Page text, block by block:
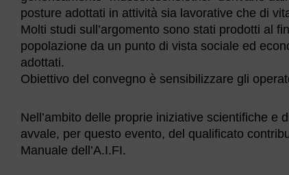
posture adottati in attività sia lavorative che di
Molti studi sull’argomento sono stati prodotti al
popolazione da un punto di vista sociale ed
adottati.
Obiettivo del convegno è sensibilizzare gli
Nell’ambito delle proprie iniziative scientifiche e
avvale, per questo evento, del qualificato
Manuale dell’A.I.FI.